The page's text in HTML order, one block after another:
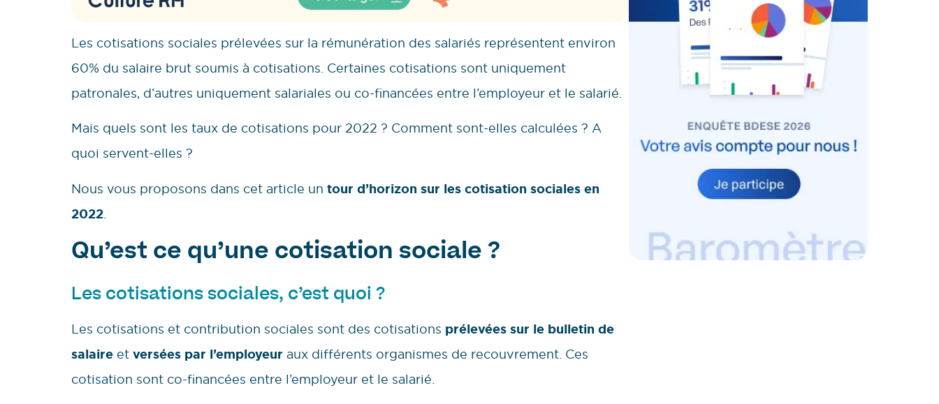
Les cotisations sociales prélevées sur la rémunération des salariés représentent environ
60% du salaire brut soumis à cotisations. Certaines cotisations sont uniquement
patronales, d’autres uniquement salariales ou co-financées entre l’employeur et le salarié.
Mais quels sont les taux de cotisations pour 2022 ? Comment sont-elles calculées ? A
quoi servent-elles ?
Nous vous proposons dans cet article un tour d’horizon sur les cotisation sociales en
2022.
Qu’est ce qu’une cotisation sociale ?
Les cotisations sociales, c’est quoi ?
Les cotisations et contribution sociales sont des cotisations prélevées sur le bulletin de
salaire et versées par l’employeur aux différents organismes de recouvrement. Ces
cotisation sont co-financées entre l’employeur et le salarié.